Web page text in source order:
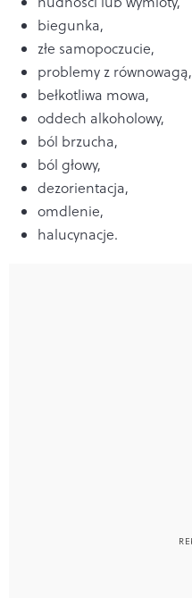
biegunka,
złe samopoczucie,
problemy z równowagą,
bełkotliwa mowa,
oddech alkoholowy,
ból brzucha,
ból głowy,
dezorientacja,
omdlenie,
halucynacje.